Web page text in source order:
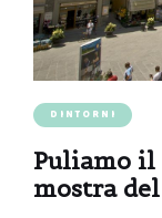
DINTORNI
Puliamo il
mostra